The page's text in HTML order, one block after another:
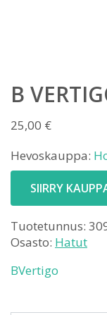
B
25,00 €
Hevoskauppa:
SIIRRY
Tuotetunnus:
Osasto: Hatut
BVertigo